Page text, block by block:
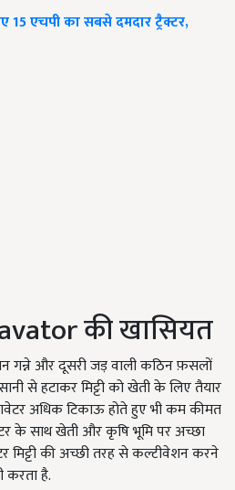
15 एचपी का सबसे दमदार ट्रैक्टर,
की खासियत
गन्ने और दूसरी जड़ वाली कठिन फ़सलों
से हटाकर मिट्टी को खेती के लिए तैयार
अधिक टिकाऊ होते हुए भी कम कीमत
के साथ खेती और कृषि भूमि पर अच्छा
मिट्टी की अच्छी तरह से कल्टीवेशन करने
करता है.